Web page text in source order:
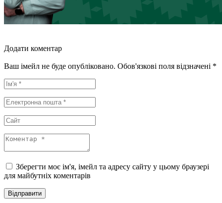
Додати коментар
Ваш імейл не буде опубліковано. Обов'язкові поля відзначені *
Зберегти моє ім'я, імейл та адресу сайту у цьому браузері
для майбутніх коментарів